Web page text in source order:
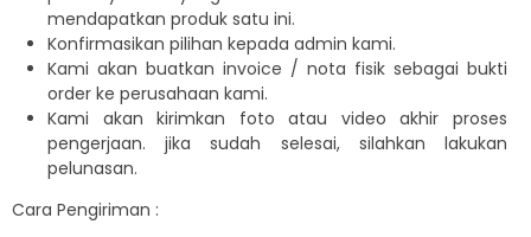
mendapatkan produk satu ini.
Konfirmasikan pilihan kepada admin kami.
Kami akan buatkan invoice / nota fisik sebagai bukti
order ke perusahaan kami.
Kami akan kirimkan foto atau video akhir proses
pengerjaan. jika sudah selesai, silahkan lakukan
pelunasan.
Cara Pengiriman :